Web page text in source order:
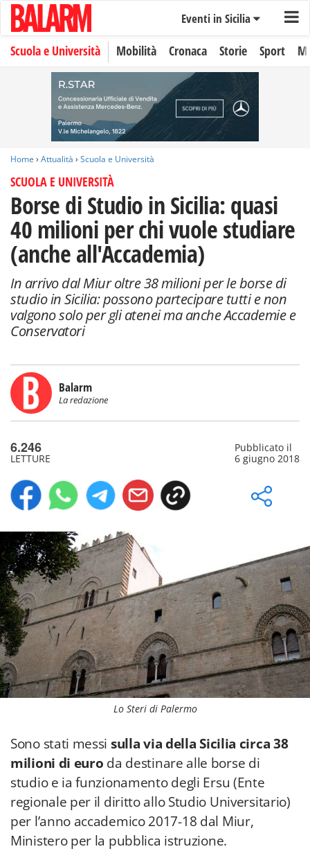
Eventi in Sicilia
Scuola e Università Mobilità Cronaca Storie Sport
Home › Attualità › Scuola e Università
SCUOLA E UNIVERSITÀ
Borse di Studio in Sicilia: quasi
40 milioni per chi vuole studiare
(anche all'Accademia)
In arrivo dal Miur oltre 38 milioni per le borse di
studio in Sicilia: possono partecipare tutti e non
valgono solo per gli atenei ma anche Accademie e
Conservatori
Balarm
La redazione
6.246
LETTURE
Pubblicato il
6 giugno 2018
Lo Steri di Palermo
Sono stati messi sulla via della Sicilia circa 38
milioni di euro da destinare alle borse di
studio e ia funzionamento degli Ersu (Ente
regionale per il diritto allo Studio Universitario)
per l’anno accademico 2017-18 dal Miur,
Ministero per la pubblica istruzione.